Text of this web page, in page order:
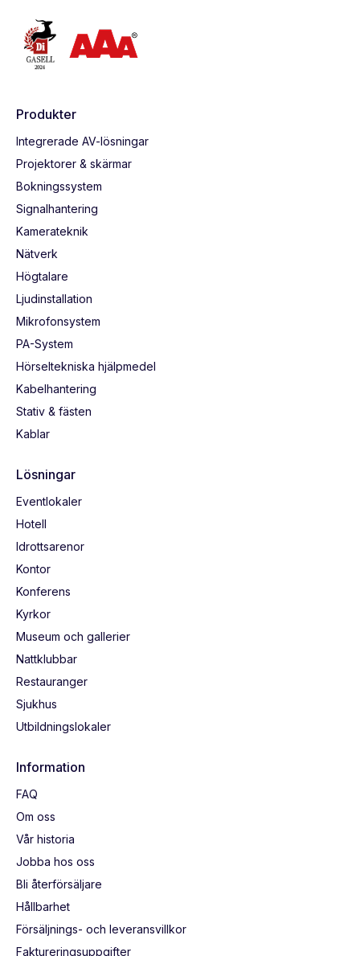
Produkter
Integrerade AV-lösningar
Projektorer & skärmar
Bokningssystem
Signalhantering
Kamerateknik
Nätverk
Högtalare
Ljudinstallation
Mikrofonsystem
PA-System
Hörseltekniska hjälpmedel
Kabelhantering
Stativ & fästen
Kablar
Lösningar
Eventlokaler
Hotell
Idrottsarenor
Kontor
Konferens
Kyrkor
Museum och gallerier
Nattklubbar
Restauranger
Sjukhus
Utbildningslokaler
Information
FAQ
Om oss
Vår historia
Jobba hos oss
Bli återförsäljare
Hållbarhet
Försäljnings- och leveransvillkor
Faktureringsuppgifter